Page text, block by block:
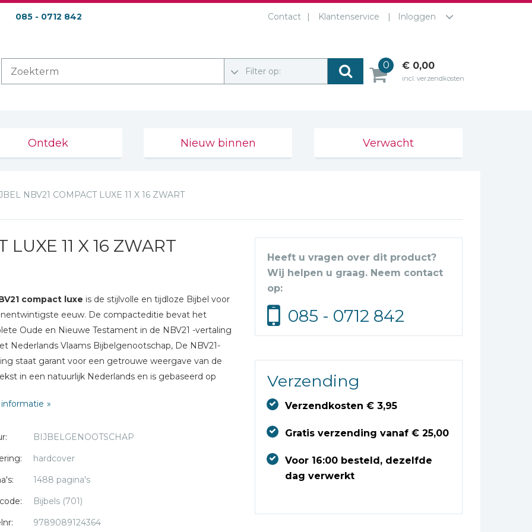
085 - 0712 842 Contact Klantenservice Inloggen
Filter op:
0 € 0,00
incl. verzendkosten
Ontdek Nieuw binnen Verwacht
NBV21 COMPACT LUXE 11 X 16 ZWART
LUXE 11 X 16 ZWART
compact luxe is de stijlvolle en tijdloze Bijbel voor
eeuw. De compacteditie bevat het
Oude en Nieuwe Testament in de NBV21 -vertaling
Nederlands Vlaams Bijbelgenootschap, De NBV21-
staat garant voor een getrouwe weergave van de
in een natuurlijk Nederlands en is gebaseerd op
en duurzame afwerking in een handzaam
10 x 15 cm
BIJBELGENOOTSCHAP
hardcover
1488 pagina's
Bijbels (701)
9789089124364
Heeft u vragen over dit product?
Wij helpen u graag. Neem contact
op:
085 - 0712 842
Verzending
Verzendkosten € 3,95
Gratis verzending vanaf € 25,00
Voor 16:00 besteld, dezelfde
dag verwerkt